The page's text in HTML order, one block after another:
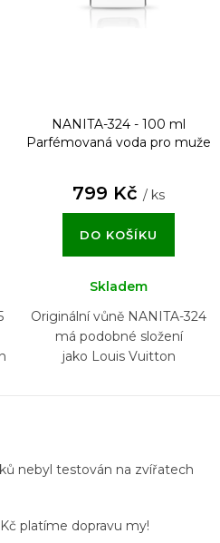
NANITA-324 - 100 ml
Parfémovaná voda pro muže
799 Kč / ks
DO KOŠÍKU
Skladem
Originální vůně NANITA-324
má podobné složení
jako Louis Vuitton
nebyl testován na zvířatech
platíme dopravu my!